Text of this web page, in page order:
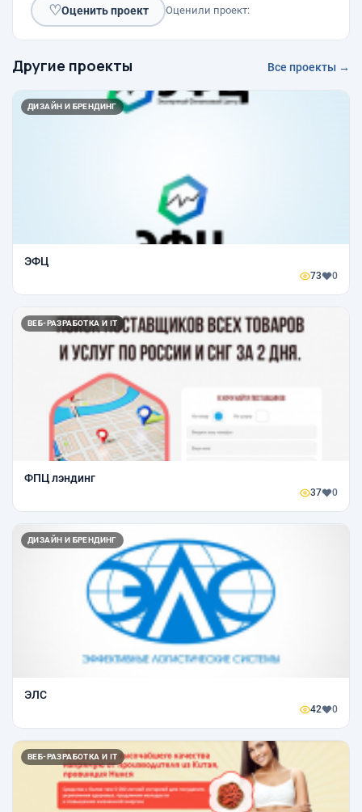
♡Оценить проект Оценили проект:
Другие проекты Все проекты →
ДИЗАЙН И БРЕНДИНГ
ЭФЦ
73 0
ВЕБ-РАЗРАБОТКА И IT
ФПЦ лэндинг
37 0
ДИЗАЙН И БРЕНДИНГ
ЭЛС
42 0
ВЕБ-РАЗРАБОТКА И IT